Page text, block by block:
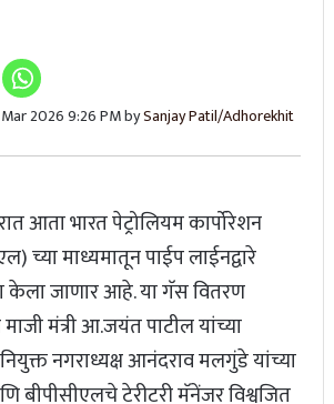
2026 9:26 PM bySanjay Patil/Adhorekhit
आता भारत पेट्रोलियम कार्पोरेशन
च्या माध्यमातून पाईप लाईनद्वारे
केला जाणार आहे. या गॅस वितरण
मंत्री आ.जयंत पाटील यांच्या
नगराध्यक्ष आनंदराव मलगुंडे यांच्या
बीपीसीएलचे टेरीटरी मॅनेंजर विश्वजित